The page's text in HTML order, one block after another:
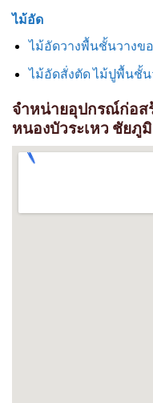
ไม้อัด
ไม้อัดวางพื้นชั้นวางข
ไม้อัดสั่งตัด ไม้ปูพื้นชั้น
จำหน่ายอุปกรณ์ก่อส
หนองบัวระเหว ชัยภูมิ